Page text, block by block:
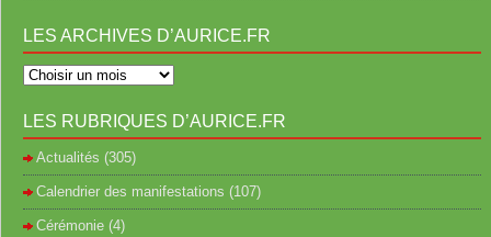
LES ARCHIVES D’AURICE.FR
LES RUBRIQUES D’AURICE.FR
Actualités (305)
Calendrier des manifestations (107)
Cérémonie (4)